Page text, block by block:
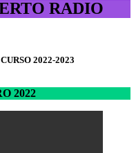
RADIO
2022-2023
2022